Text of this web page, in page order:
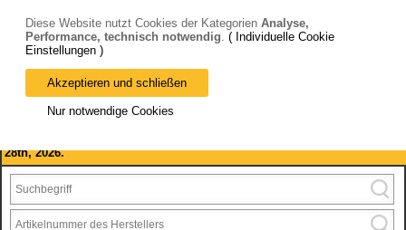
Bitte beachten Sie: wir machen Betriebsferien, vom 03. bis 28.
August 2026 haben wir geschlossen.
28th, 2026.
Diese Website nutzt Cookies der Kategorien Analyse,
Performance, technisch notwendig. ( Individuelle Cookie
Einstellungen )
Akzeptieren und schließen
Nur notwendige Cookies